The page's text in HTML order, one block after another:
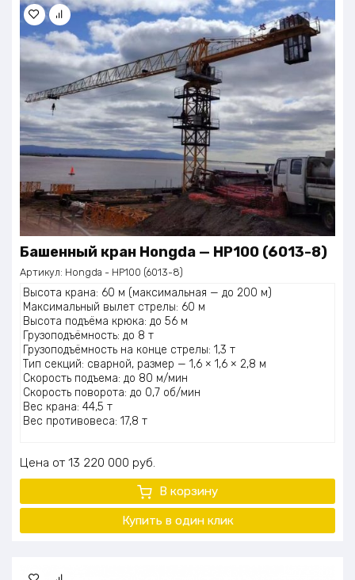
Башенный кран Нongdа — НР100 (6013-8)
Артикул: Нongdа - НР100 (6013-8)
Высота крана: 60 м (максимальная — до 200 м)
Максимальный вылет стрелы: 60 м
Высота подъёма крюка: до 56 м
Грузоподъёмность: до 8 т
Грузоподъёмность на конце стрелы: 1,3 т
Тип секций: сварной, размер — 1,6 × 1,6 × 2,8 м
Скорость подъема: до 80 м/мин
Скорость поворота: до 0,7 об/мин
Вес крана: 44,5 т
Вес противовеса: 17,8 т
Цена 13 220 000 руб.
В корзину
Купить в один клик